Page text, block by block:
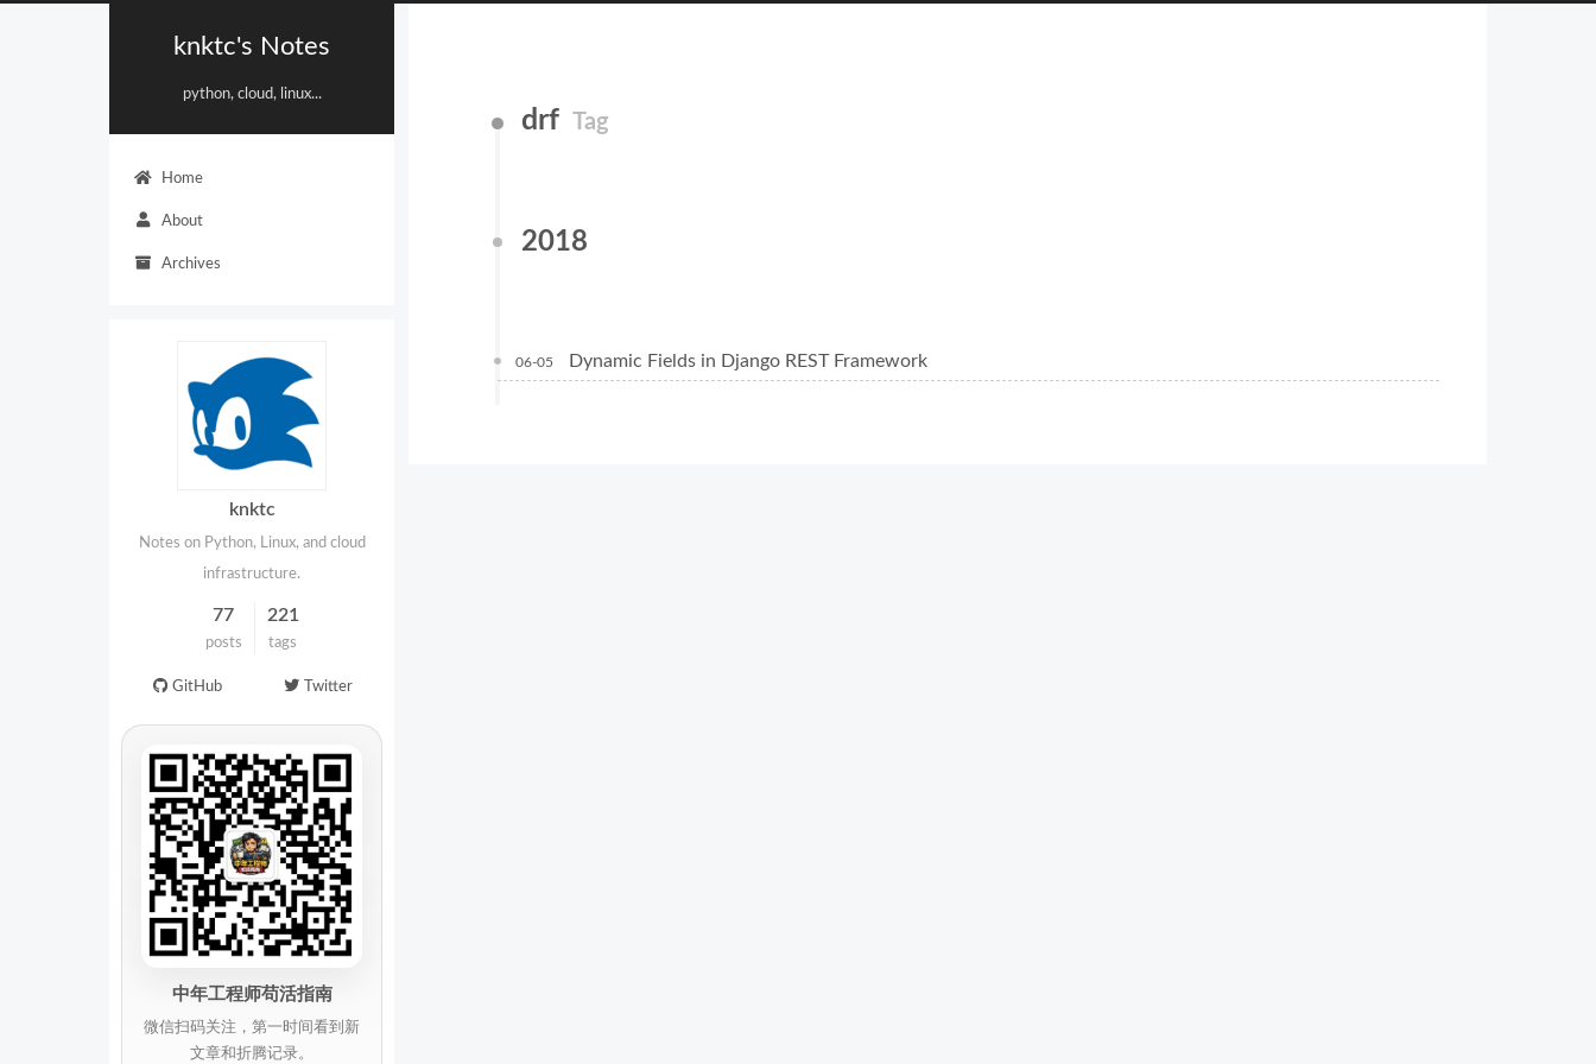
knktc's Notes
python, cloud, linux...
Home
About
Archives
drf Tag
2018
06-05 Dynamic Fields in Django REST Framework
knktc
Notes on Python, Linux, and cloud
infrastructure.
77
posts
221
tags
GitHub Twitter
中年工程师苟活指南
微信扫码关注，第一时间看到新
文章和折腾记录。